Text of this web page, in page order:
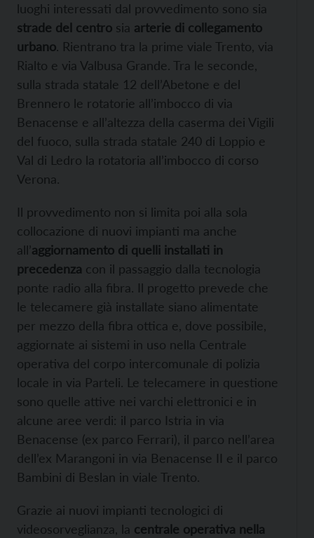
luoghi interessati dal provvedimento sono sia
strade del centro sia arterie di collegamento
urbano. Rientrano tra la prime viale Trento, via
Rialto e via Valbusa Grande. Tra le seconde,
sulla strada statale 12 dell’Abetone e del
Brennero le rotatorie all’imbocco di via
Benacense e all’altezza della caserma dei Vigili
del fuoco, sulla strada statale 240 di Loppio e
Val di Ledro la rotatoria all’imbocco di corso
Verona.
Il provvedimento non si limita poi alla sola
collocazione di nuovi impianti ma anche
all’aggiornamento di quelli installati in
precedenza con il passaggio dalla tecnologia
ponte radio alla fibra. Il progetto prevede che
le telecamere già installate siano alimentate
per mezzo della fibra ottica e, dove possibile,
aggiornate ai sistemi in uso nella Centrale
operativa del corpo intercomunale di polizia
locale in via Parteli. Le telecamere in questione
sono quelle attive nei varchi elettronici e in
alcune aree verdi: il parco Istria in via
Benacense (ex parco Ferrari), il parco nell’area
dell’ex Marangoni in via Benacense II e il parco
Bambini di Beslan in viale Trento.
Grazie ai nuovi impianti tecnologici di
videosorveglianza, la centrale operativa nella